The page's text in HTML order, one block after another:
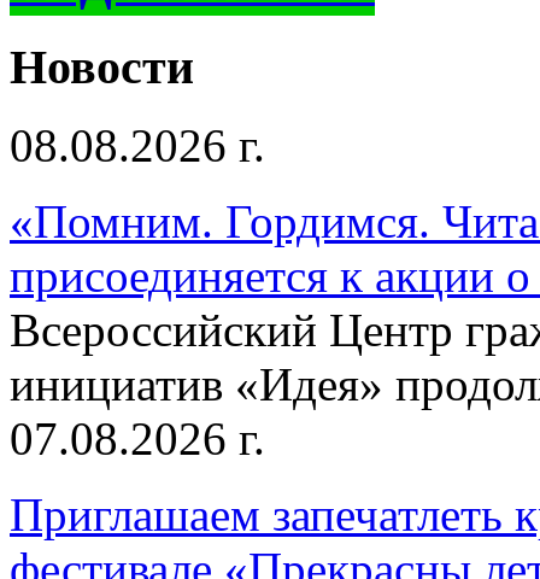
Новости
08.08.2026 г.
«Помним. Гордимся.
присоединяется к акции
Всероссийский Центр
инициатив «Идея»
07.08.2026 г.
Приглашаем запечатлеть
фестивале «Прекрасны